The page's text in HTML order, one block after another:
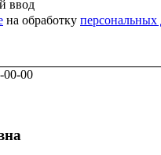
ввод
на обработку
00-00